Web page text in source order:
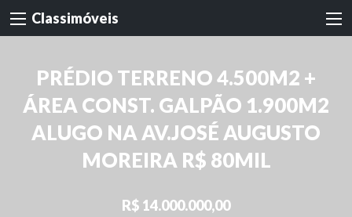
Classimóveis
PRÉDIO TERRENO 4.500M2 +
ÁREA CONST. GALPÃO 1.900M2
ALUGO NA AV.JOSÉ AUGUSTO
MOREIRA R$ 80MIL
R$ 14.000.000,00